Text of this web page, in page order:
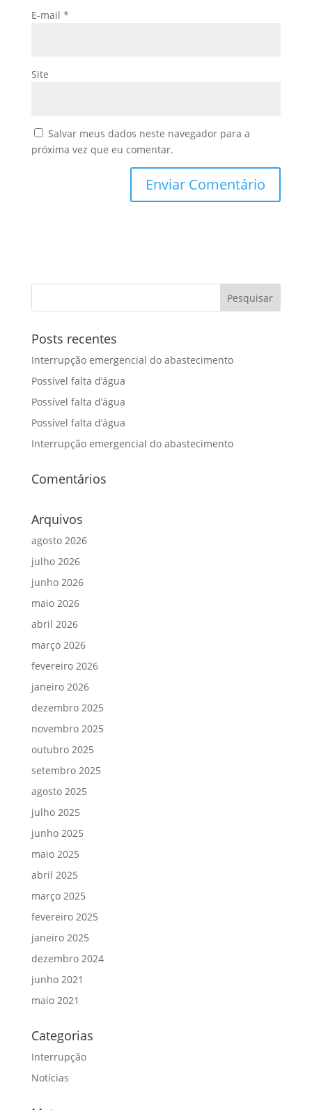
E-mail *
Site
Salvar meus dados neste navegador para a
próxima vez que eu comentar.
Posts recentes
Interrupção emergencial do abastecimento
Possível falta d’água
Possível falta d’água
Possível falta d’água
Interrupção emergencial do abastecimento
Comentários
Arquivos
agosto 2026
julho 2026
junho 2026
maio 2026
abril 2026
março 2026
fevereiro 2026
janeiro 2026
dezembro 2025
novembro 2025
outubro 2025
setembro 2025
agosto 2025
julho 2025
junho 2025
maio 2025
abril 2025
março 2025
fevereiro 2025
janeiro 2025
dezembro 2024
junho 2021
maio 2021
Categorias
Interrupção
Notícias